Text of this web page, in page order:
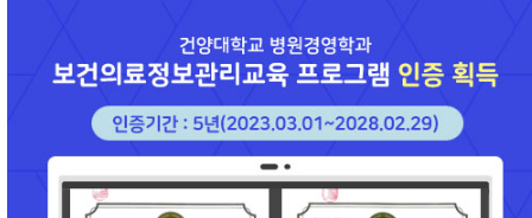
병원경영학과